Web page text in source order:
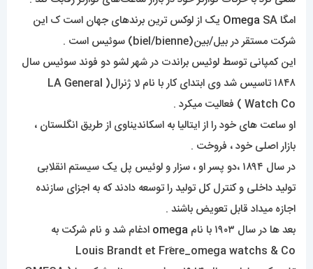
امگا
Omega SA یک از لوکس ترین برندهای جهان است ک این
شرکت مستقر در بیل/بین(biel/bienne) سوئیس است .
این کمپانی توسط لوئیس براندت در شهر لشو دو فوند سوئیس سال
۱۸۴۸ تاسیس شد وی ابتدای کار با نام لا ژنرال( LA General
Watch Co ) فعالیت میکرد .
او ساعت های خود را از ایتالیا به اسکاندیناوی از طریق انگلستان ،
بازار اصلی خود ، فروخت .
در سال ۱۸۹۴ ،دو پسر او ، سزار و لوئیس پل یک سیستم انقلابی
تولید داخلی و کنترل کل تولید را توسعه دادند که به اجزای سازنده
اجازه میداد قابل تعویض باشند .
بعد ها در سال ۱۹۰۳ با نام
omega ادغام شد و نام شرکت به
Louis Brandt et Frَere_omega watchs & Co